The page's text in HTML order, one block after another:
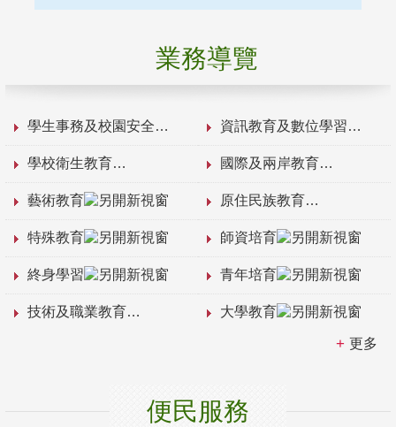
業務導覽
學生事務及校園安全 資訊教育及數位學習
學校衛生教育 國際及兩岸教育
藝術教育 原住民族教育
特殊教育 師資培育
終身學習 青年培育
技術及職業教育 大學教育
更多
便民服務